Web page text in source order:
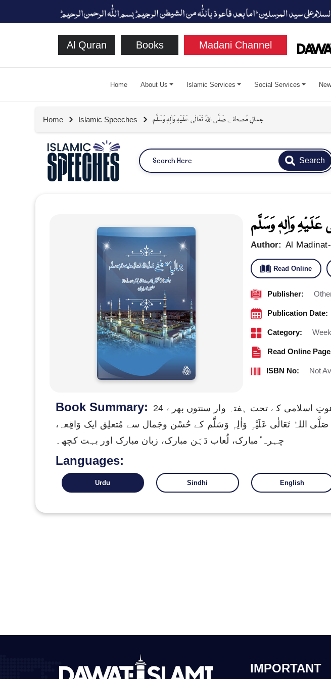
Al Quran Books Madani Channel
Home About Us Islamic Services Social Services
Home Islamic Speeches جمالِ مُصطفے صَلَّی اللہُ تَعَالٰی عَلَیْہِ وَاٰلِہٖ وَسَلَّم
Search
وَاٰلِہٖ وَسَلَّم
Author: Al
Read Online
Publisher:
Publication Date:
Category:
Read Online
ISBN No: Not
Book Summary:
24 دسمبر 2015ء کو تبلیغِ قرآن و سنّت کی عالمگیر غیر سیاسی تحریک دعوتِ اسلامی کے تحت ہفتہ وار سنتوں بھرے
صَلَّی اللہُ تَعَالٰی عَلَیْہِ وَاٰلِہٖ وَسَلَّم کے حُسْن وجَمال سے مُتعلِق ایک وَاقِعہ،
چہرہ ٔمبارک، لُعاب دَہَن مبارک، زبان مبارک اور بہت کچھ۔
Languages:
Urdu Sindhi English
IMPORTANT